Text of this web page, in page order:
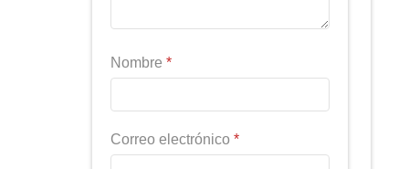
Nombre *
Correo electrónico *